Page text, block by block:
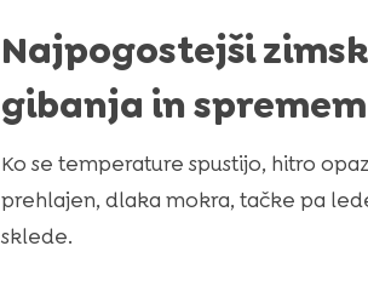
Najpogostejši
gibanja in
Ko se temperature spustijo, hitro
prehlajen, dlaka mokra, tačke pa
sklede.